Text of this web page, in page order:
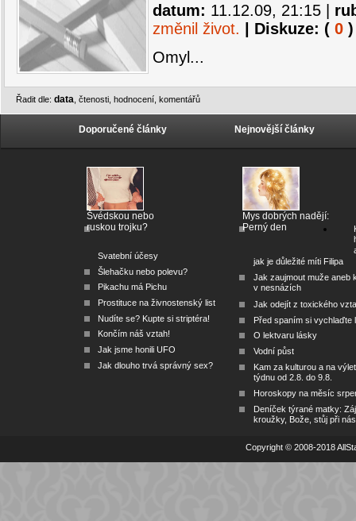
datum: 11.12.09, 21:15
změnil život. | Diskuze: ( 0 )
Omyl...
Řadit dle: data čtenosti hodnocení komentářů
Doporučené články
Švédskou nebo
ruskou trojku?
Svatební účesy
Šlehačku nebo polevu?
Pikachu má Pichu
Prostituce na živnostenský list
Nudíte se? Kupte si striptéra!
Končím náš vztah!
Jak jsme honili UFO
Jak dlouho trvá správný sex?
Nejnovější články
Mys dobrých nadějí:
Perný den
jak je důležité míti Filipa
Jak zaujmout muže aneb
v nesnázích
Jak odejít z toxického
Před spaním si vychlaďte
O lektvaru lásky
Vodní půst
Kam za kulturou a na
týdnu od 2.8. do 9.8.
Horoskopy na měsíc
Deníček týrané matky:
kroužky, Bože, stůj při nás
Copyright © 2008-2018